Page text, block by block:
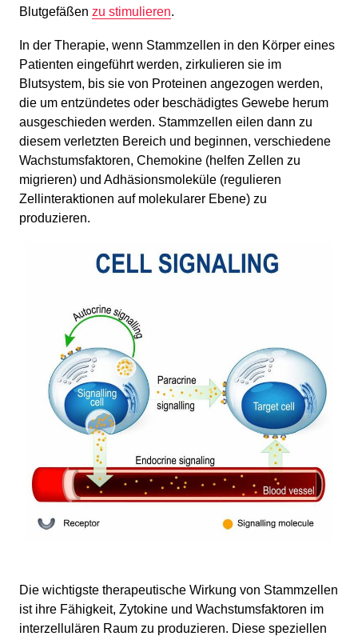
Blutgefäßen zu stimulieren.
In der Therapie, wenn Stammzellen in den Körper eines
Patienten eingeführt werden, zirkulieren sie im
Blutsystem, bis sie von Proteinen angezogen werden,
die um entzündetes oder beschädigtes Gewebe herum
ausgeschieden werden. Stammzellen eilen dann zu
diesem verletzten Bereich und beginnen, verschiedene
Wachstumsfaktoren, Chemokine (helfen Zellen zu
migrieren) und Adhäsionsmoleküle (regulieren
Zellinteraktionen auf molekularer Ebene) zu
produzieren.
Die wichtigste therapeutische Wirkung von Stammzellen
ist ihre Fähigkeit, Zytokine und Wachstumsfaktoren im
interzellulären Raum zu produzieren. Diese speziellen